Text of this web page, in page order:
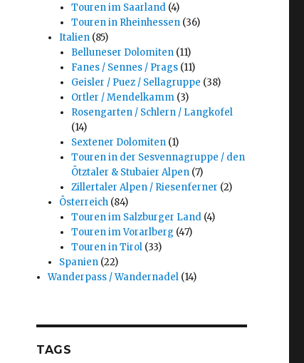
Touren im Saarland(4)
Touren in Rheinhessen(36)
Italien (85)
Belluneser Dolomiten(11)
Fanes / Sennes / Prags(11)
Geisler / Puez / Sellagruppe (38)
Ortler / Mendelkamm(3)
Rosengarten / Schlern / Langkofel
(14)
Sextener Dolomiten(1)
Touren in der Sesvennagruppe / den
Ötztaler & Stubaier Alpen(7)
Zillertaler Alpen / Riesenferner (2)
Österreich (84)
Touren im Salzburger Land(4)
Touren im Vorarlberg (47)
Touren in Tirol(33)
Spanien (22)
Wanderpass / Wandernadel (14)
TAGS